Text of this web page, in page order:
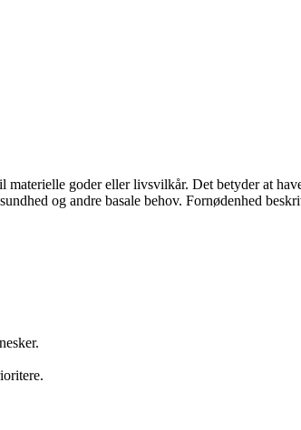
goder eller livsvilkår. Det betyder at
og andre basale behov. Fornødenhed